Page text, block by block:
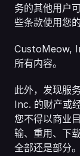
务的其他用户
些条款使用您的
CustoMeow,
所有内容。
此外，发现服
Inc. 的财产或
您不得以商业
输、重用、下
全部还是部分。